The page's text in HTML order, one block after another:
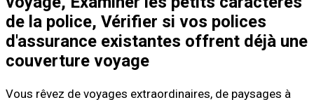
de la police, Vérifier si vos polices
d'assurance existantes offrent déjà une
couverture voyage
Vous rêvez de voyages extraordinaires, de paysages à